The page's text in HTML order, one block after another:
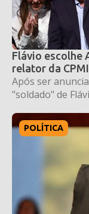
Flávio escolhe
relator da
Após ser
"soldado" de
POLÍTICA